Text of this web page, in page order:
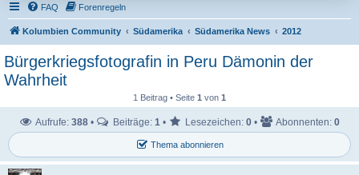
FAQ Forenregeln
Kolumbien Community Südamerika Südamerika News 2012
Bürgerkriegsfotografin in Peru Dämonin der
Wahrheit
1 Beitrag • Seite 1 von 1
Thema abonnieren
Aufrufe: 388 • Beiträge: 1 • Lesezeichen: 0 • Abonnenten: 0